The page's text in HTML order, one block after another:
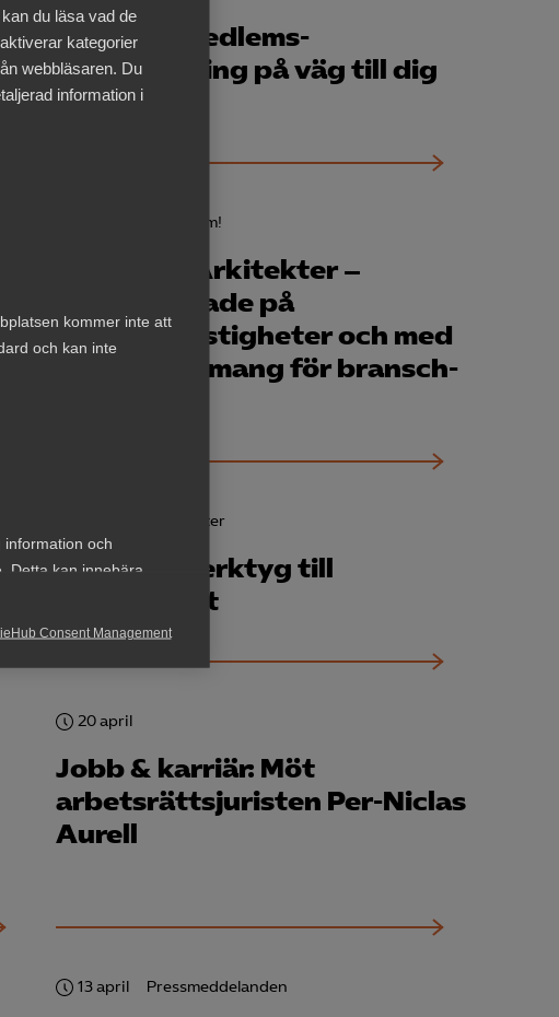
du läsa vad de
kategorier
webbläsaren. Du
information i
kommer inte att
och kan inte
och
Detta kan innebära
och rapportera
för att kunna
Consent Management
2026 års medlems­
undersökning på väg till dig
Hej medlem!
Carlstedt Arkitekter –
specialiserade på
samhällsfastigheter och med
ett engagemang för bransch­
Rapporter
AI – Från verktyg till
arbetskraft
20 april
Jobb & karriär: Möt
arbetsrättsjuristen Per-Niclas
Aurell
13 april Pressmeddelanden